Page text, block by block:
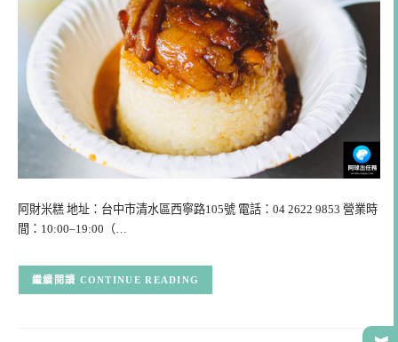
阿財米糕 地址：台中市清水區西寧路105號 電話：04 2622 9853 營業時
間：10:00–19:00（…
CONTINUE READING